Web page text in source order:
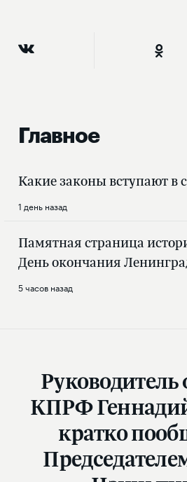
Главное
Какие законы вступают в
1 день назад
Памятная страница
День окончания
5 часов назад
КПРФ
кратко